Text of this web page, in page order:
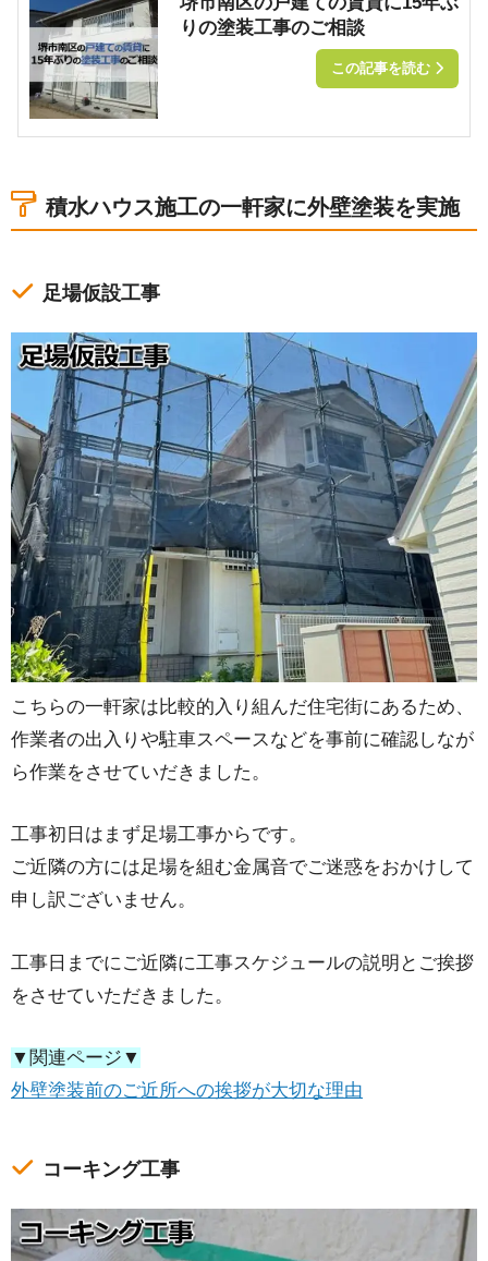
りの塗装工事のご相談
この記事を読む
積水ハウス施工の一軒家に外壁塗装を実施
足場仮設工事
こちらの一軒家は比較的入り組んだ住宅街にあるため、
作業者の出入りや駐車スペースなどを事前に確認しなが
ら作業をさせていだきました。
工事初日はまず足場工事からです。
ご近隣の方には足場を組む金属音でご迷惑をおかけして
申し訳ございません。
工事日までにご近隣に工事スケジュールの説明とご挨拶
をさせていただきました。
▼関連ページ▼
外壁塗装前のご近所への挨拶が大切な理由
コーキング工事